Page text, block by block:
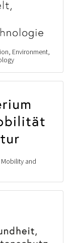
Environment,
and